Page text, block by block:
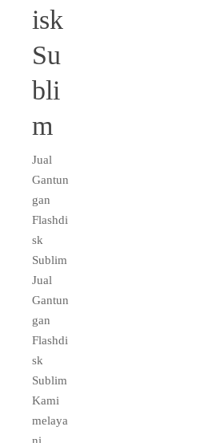
isk
Su
bli
m
Jual
Gantun
gan
Flashdi
sk
Sublim
Jual
Gantun
gan
Flashdi
sk
Sublim
Kami
melaya